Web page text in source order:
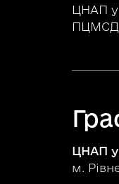
ЦНАП у
ПЦМСД
ЦНАП у
м.